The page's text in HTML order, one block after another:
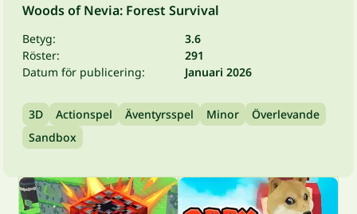
Woods of Nevia: Forest Survival
Betyg:
3.6
Röster:
291
Datum för publicering:
Januari 2026
3D Actionspel Äventyrsspel Minor
Överlevande
Sandbox